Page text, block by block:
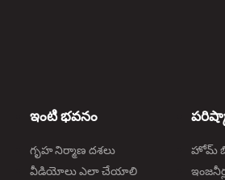
ఇంటి భవనం
గృహ నిర్మాణ దశలు
వీడియోలు ఎలా చేయాలి
హోమ్